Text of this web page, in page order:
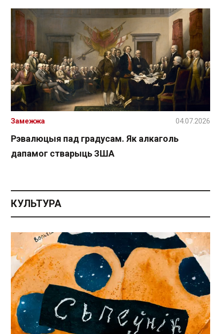
Рэвалюцыя пад градусам. Як алкаголь
дапамог стварыць ЗША
Замежжа 04.07.2026
КУЛЬТУРА